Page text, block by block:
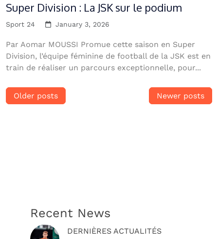
Super Division : La JSK sur le podium
Sport 24 January 3, 2026
Par Aomar MOUSSI Promue cette saison en Super
Division, l’équipe féminine de football de la JSK est en
train de réaliser un parcours exceptionnelle, pour...
Posts
Older posts Newer posts
Recent News
DERNIÈRES ACTUALITÉS